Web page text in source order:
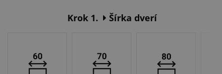
Krok 1. Šírka dverí